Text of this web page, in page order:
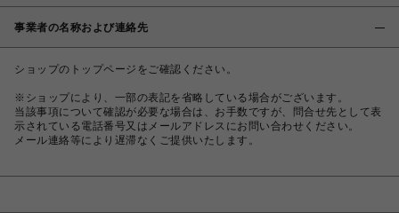
事業者の名称および連絡先
ショップのトップページをご確認ください。
※ショップにより、一部の表記を省略している場合がございます。
当該事項について確認が必要な場合は、お手数ですが、問合せ先として表
示されている電話番号又はメールアドレスにお問い合わせください。
メール連絡等により遅滞なくご提供いたします。